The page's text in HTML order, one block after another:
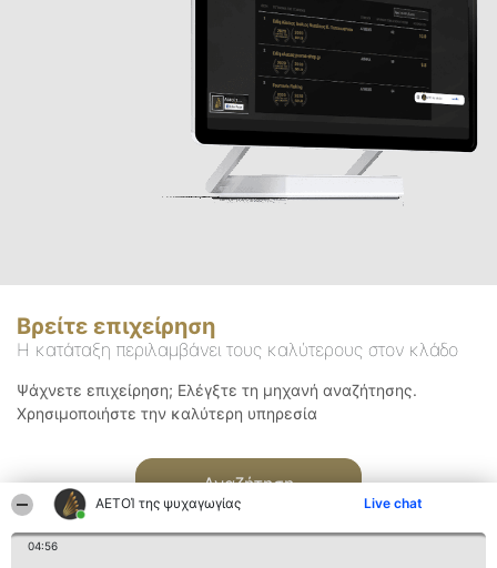
ΑΕΤΟΊ της ψυχαγωγίας Live chat
04:56
Βρείτε επιχείρηση
Η κατάταξη περιλαμβάνει τους καλύτερους στον κλάδο
Ψάχνετε επιχείρηση; Ελέγξτε τη μηχανή αναζήτησης.
Χρησιμοποιήστε την καλύτερη υπηρεσία
Αναζήτηση